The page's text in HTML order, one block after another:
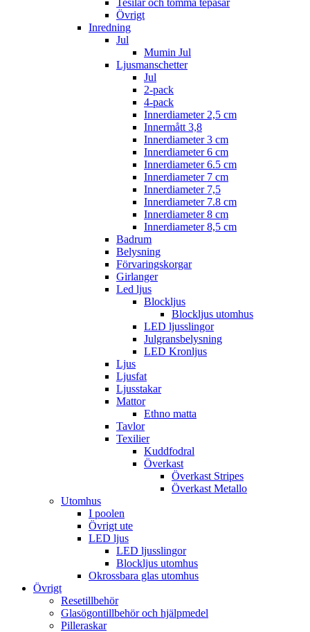
Övrigt
Inredning
Jul
Mumin Jul
Ljusmanschetter
Jul
2-pack
4-pack
Innerdiameter 2,5 cm
Innermått 3,8
Innerdiameter 3 cm
Innerdiameter 6 cm
Innerdiameter 6.5 cm
Innerdiameter 7 cm
Innerdiameter 7,5
Innerdiameter 7.8 cm
Innerdiameter 8 cm
Innerdiameter 8,5 cm
Badrum
Belysning
Förvaringskorgar
Girlanger
Led ljus
Blockljus
Blockljus utomhus
LED ljusslingor
Julgransbelysning
LED Kronljus
Ljus
Ljusfat
Ljusstakar
Mattor
Ethno matta
Tavlor
Texilier
Kuddfodral
Överkast
Överkast Stripes
Överkast Metallo
Utomhus
I poolen
Övrigt ute
LED ljus
LED ljusslingor
Blockljus utomhus
Okrossbara glas utomhus
Övrigt
Resetillbehör
Glasögontillbehör och hjälpmedel
Pilleraskar